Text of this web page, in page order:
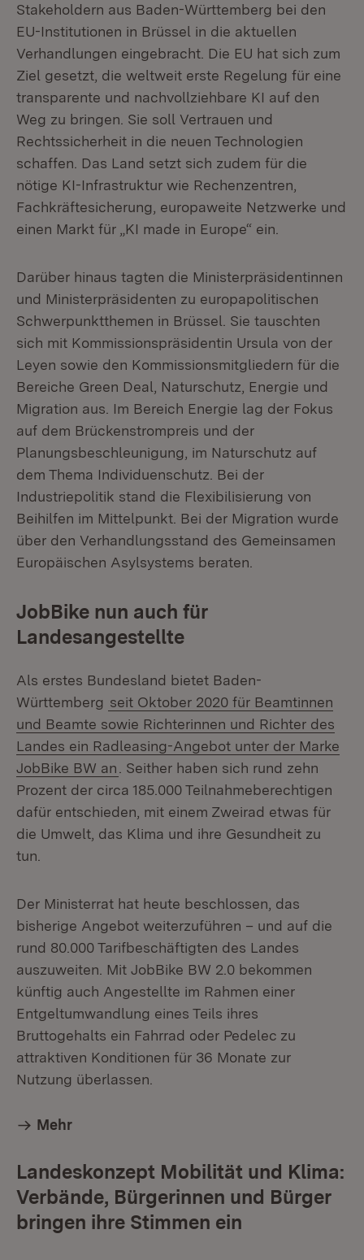
Stakeholdern aus Baden-Württemberg bei den
EU-Institutionen in Brüssel in die aktuellen
Verhandlungen eingebracht. Die EU hat sich zum
Ziel gesetzt, die weltweit erste Regelung für eine
transparente und nachvollziehbare KI auf den
Weg zu bringen. Sie soll Vertrauen und
Rechtssicherheit in die neuen Technologien
schaffen. Das Land setzt sich zudem für die
nötige KI-Infrastruktur wie Rechenzentren,
Fachkräftesicherung, europaweite Netzwerke und
einen Markt für „KI made in Europe“ ein.
Darüber hinaus tagten die Ministerpräsidentinnen
und Ministerpräsidenten zu europapolitischen
Schwerpunktthemen in Brüssel. Sie tauschten
sich mit Kommissionspräsidentin Ursula von der
Leyen sowie den Kommissionsmitgliedern für die
Bereiche Green Deal, Naturschutz, Energie und
Migration aus. Im Bereich Energie lag der Fokus
auf dem Brückenstrompreis und der
Planungsbeschleunigung, im Naturschutz auf
dem Thema Individuenschutz. Bei der
Industriepolitik stand die Flexibilisierung von
Beihilfen im Mittelpunkt. Bei der Migration wurde
über den Verhandlungsstand des Gemeinsamen
Europäischen Asylsystems beraten.
JobBike nun auch für
Landesangestellte
Als erstes Bundesland bietet Baden-
Württemberg seit Oktober 2020 für Beamtinnen
und Beamte sowie Richterinnen und Richter des
Landes ein Radleasing-Angebot unter der Marke
JobBike BW an
. Seither haben sich rund zehn
Prozent der circa 185.000 Teilnahmeberechtigen
dafür entschieden, mit einem Zweirad etwas für
die Umwelt, das Klima und ihre Gesundheit zu
tun.
Der Ministerrat hat heute beschlossen, das
bisherige Angebot weiterzuführen – und auf die
rund 80.000 Tarifbeschäftigten des Landes
auszuweiten. Mit JobBike BW 2.0 bekommen
künftig auch Angestellte im Rahmen einer
Entgeltumwandlung eines Teils ihres
Bruttogehalts ein Fahrrad oder Pedelec zu
attraktiven Konditionen für 36 Monate zur
Nutzung überlassen.
Mehr
Landeskonzept Mobilität und Klima:
Verbände, Bürgerinnen und Bürger
bringen ihre Stimmen ein